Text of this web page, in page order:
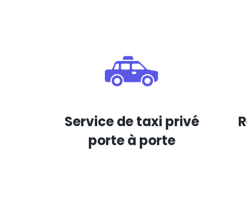
Service de taxi privé
porte à porte